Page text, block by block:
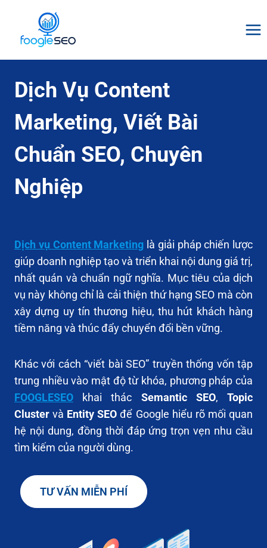
content
Dịch Vụ Content
Marketing, Viết Bài
Chuẩn SEO, Chuyên
Nghiệp
Dịch vụ Content Marketing là giải pháp chiến lược
giúp doanh nghiệp tạo và triển khai nội dung giá trị,
nhất quán và chuẩn ngữ nghĩa. Mục tiêu của dịch
vụ này không chỉ là cải thiện thứ hạng SEO mà còn
xây dựng uy tín thương hiệu, thu hút khách hàng
tiềm năng và thúc đẩy chuyển đổi bền vững.
Khác với cách “viết bài SEO” truyền thống vốn tập
trung nhiều vào mật độ từ khóa, phương pháp của
FOOGLESEO
khai thác Semantic SEO,Topic
Cluster và Entity SEO để Google hiểu rõ mối quan
hệ nội dung, đồng thời đáp ứng trọn vẹn nhu cầu
tìm kiếm của người dùng.
TƯ VẤN MIỄN PHÍ